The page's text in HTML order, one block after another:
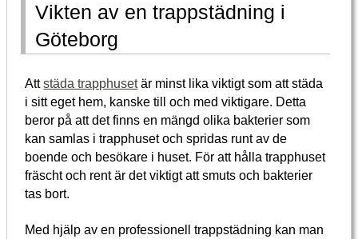
Vikten av en trappstädning i
Göteborg
Attstäda trapphusetär minst lika viktigt som att städa
i sitt eget hem, kanske till och med viktigare. Detta
beror på att det finns en mängd olika bakterier som
kan samlas i trapphuset och spridas runt av de
boende och besökare i huset. För att hålla trapphuset
fräscht och rent är det viktigt att smuts och bakterier
tas bort.
Med hjälp av en professionell trappstädning kan man